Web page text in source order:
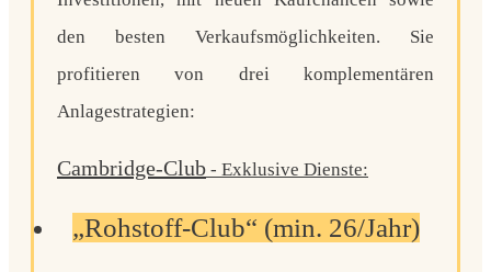
den besten Verkaufsmöglichkeiten. Sie
profitieren von drei komplementären
Anlagestrategien:
Cambridge-Club - Exklusive Dienste:
„Rohstoff-Club“ (min. 26/Jahr)